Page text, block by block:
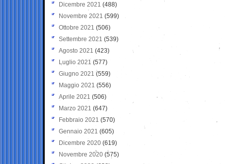
Dicembre 2021 (488)
Novembre 2021 (599)
Ottobre 2021 (506)
Settembre 2021 (539)
Agosto 2021 (423)
Luglio 2021 (577)
Giugno 2021(559)
Maggio 2021 (556)
Aprile 2021 (506)
Marzo 2021 (647)
Febbraio 2021 (570)
Gennaio 2021 (605)
Dicembre 2020 (619)
Novembre 2020 (575)